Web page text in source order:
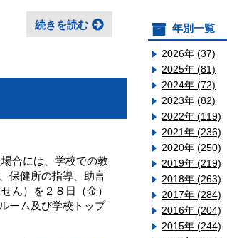
続きを読む
合には、学校での教
保健所の指導、助言
ん）を２８日（金）
ーム及び学校トップ
年別一覧
2026年 (37)
2025年 (81)
2024年 (72)
2023年 (82)
2022年 (119)
2021年 (236)
2020年 (250)
2019年 (219)
2018年 (263)
2017年 (284)
2016年 (204)
2015年 (244)